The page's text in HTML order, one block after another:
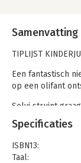
Samenvatting
TIPLIJST
Een fantastisch
op een olifant
Selvi struint
woont. Net als
bergen waart
beschermen en
voorgoed
Specificaties
ISBN13:
Taal: